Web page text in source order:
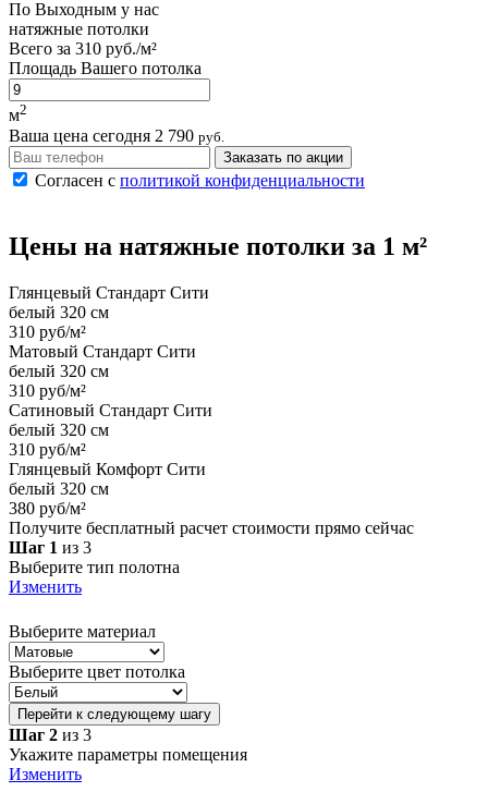
По Выходным у нас
натяжные потолки
Всего за 310 руб./м²
Площадь Вашего потолка
м2
Ваша цена сегодня 2 790 руб.
Заказать по акции
Согласен с политикой конфиденциальности
Цены на натяжные потолки за 1 м²
Глянцевый Стандарт Сити
белый 320 см
310 руб/м²
Матовый Стандарт Сити
белый 320 см
310 руб/м²
Сатиновый Стандарт Сити
белый 320 см
310 руб/м²
Глянцевый Комфорт Сити
белый 320 см
380 руб/м²
Получите бесплатный расчет стоимости прямо сейчас
Шаг 1 из 3
Выберите тип полотна
Изменить
Выберите материал
Выберите цвет потолка
Перейти к следующему шагу
Шаг 2 из 3
Укажите параметры помещения
Изменить